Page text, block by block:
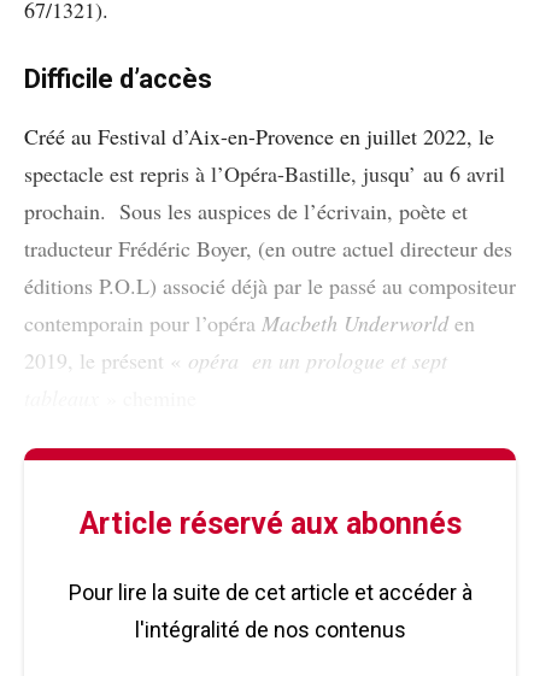
67/1321).
Difficile d’accès
Créé au Festival d’Aix-en-Provence en juillet 2022, le
spectacle est repris à l’Opéra-Bastille, jusqu’ au 6 avril
prochain. Sous les auspices de l’écrivain, poète et
traducteur Frédéric Boyer, (en outre actuel directeur des
éditions P.O.L) associé déjà par le passé au compositeur
contemporain pour l’opéra Macbeth Underworlden
2019, le présent « opéra en un prologue et sept
Article réservé aux abonnés
Pour lire la suite de cet article et accéder à
l'intégralité de nos contenus